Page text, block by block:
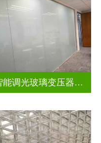
智能调光玻璃变压器的型号怎么看